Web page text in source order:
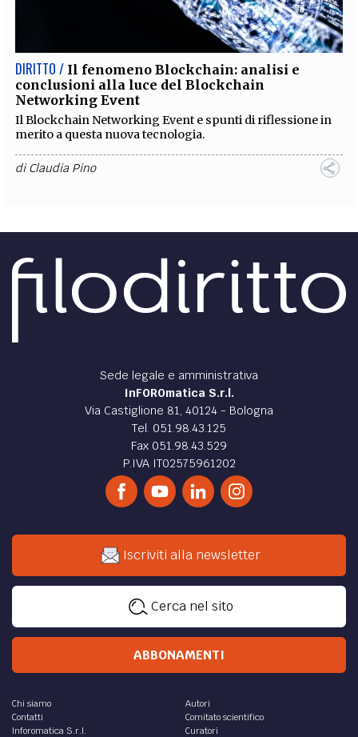
EXTRA
PUBBLICITÀ CONTATTI
SOCIAL MEDIA
DIRITTO / Il fenomeno Blockchain: analisi e
conclusioni alla luce del Blockchain
Networking Event
Il Blockchain Networking Event e spunti di riflessione in
merito a questa nuova tecnologia.
diClaudia Pino
Sede legale e amministrativa
InFOROmatica S.r.l.
Via Castiglione 81, 40124 - Bologna
Tel. 051.98.43.125
Fax 051.98.43.529
P.IVA IT02575961202
Iscriviti alla newsletter
Cerca nel sito
ABBONAMENTI
Chi siamo
Contatti
Inforomatica S.r.l.
Autori
Comitato scientifico
Curatori